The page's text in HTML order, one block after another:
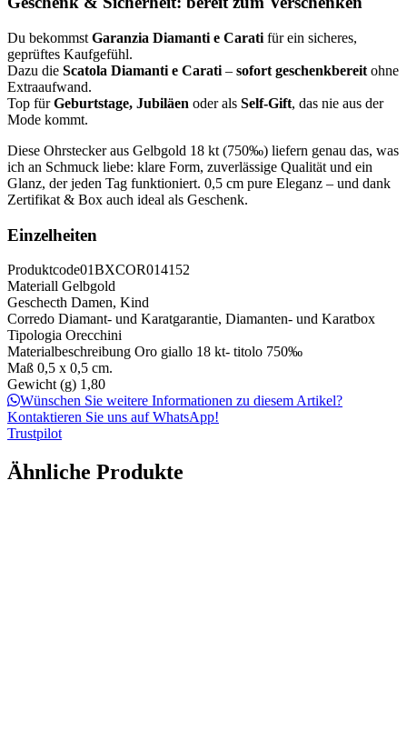
Du bekommst Garanzia Diamanti e Carati für ein sicheres,
geprüftes Kaufgefühl.
Dazu die Scatola Diamanti e Carati – sofort geschenkbereit ohne
Extraaufwand.
Top fürGeburtstage, Jubiläen oder als Self-Gift, das nie aus der
Mode kommt.
Diese Ohrstecker aus Gelbgold 18 kt (750‰) liefern genau das, was
ich an Schmuck liebe: klare Form, zuverlässige Qualität und ein
Glanz, der jeden Tag funktioniert. 0,5 cm pure Eleganz – und dank
Zertifikat & Box auch ideal als Geschenk.
Einzelheiten
Produktcode01BXCOR014152
Materiall Gelbgold
Geschecth Damen, Kind
Corredo Diamant- und Karatgarantie, Diamanten- und Karatbox
Tipologia Orecchini
Materialbeschreibung Oro giallo 18 kt- titolo 750‰
Maß 0,5 x 0,5 cm.
Gewicht (g) 1,80
Wünschen Sie weitere Informationen zu diesem Artikel?
Kontaktieren Sie uns auf WhatsApp!
Trustpilot
Ähnliche Produkte